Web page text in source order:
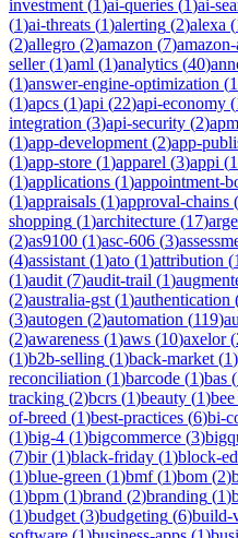
investment (1)ai-queries (1)ai-
(1)ai-threats (1)alerting (2)alexa (
(2)allegro (2)amazon (7)amazon-
seller(1)aml (1)analytics (40)
(1)answer-engine-optimization (1
(1)apcs (1)api (22)api-economy (
integration (3)api-security (2)apm
(1)app-development (2)app-
(1)app-store (1)apparel (3)appi (1
(1)applications (1)appointment-
(1)appraisals (1)approval-chains (
shopping (1)architecture (17)
(2)as9100 (1)asc-606 (3)
(4)assistant (1)ato (1)attribution (1
(1)audit (7)audit-trail (1)
(2)australia-gst (1)authentication
(3)autogen (2)automation (119)
(2)awareness (1)aws (10)axelor(
(1)b2b-selling (1)back-market (1)
reconciliation (1)barcode (1)bas (
tracking (2)bcrs (1)beauty (1)bee
of-breed (1)best-practices (6)bi-
(1)big-4 (1)bigcommerce (3)
(7)bir(1)black-friday (1)block-
(1)blue-green (1)bmf(1)bom (2)
(1)bpm (1)brand (2)branding (1)
(1)budget (3)budgeting (6)build-